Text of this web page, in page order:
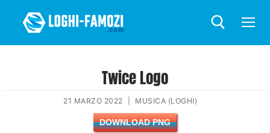
Twice Logo
21 MARZO 2022 MUSICA (LOGHI)
DOWNLOAD PNG